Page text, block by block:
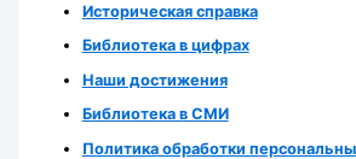
Историческая справка
Библиотека в цифрах
Наши достижения
Библиотека в СМИ
Политика обработки